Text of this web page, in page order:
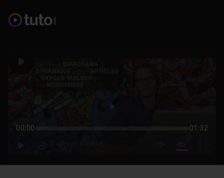
Play
00:00 01:32
PlayForwardForward mute video
Subtitles